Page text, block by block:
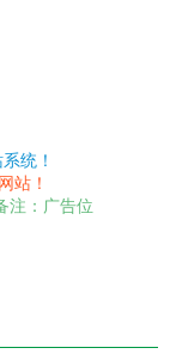
统！
站！
注：广告位